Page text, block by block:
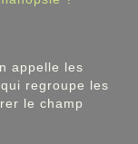
appelle les
regroupe les
le champ